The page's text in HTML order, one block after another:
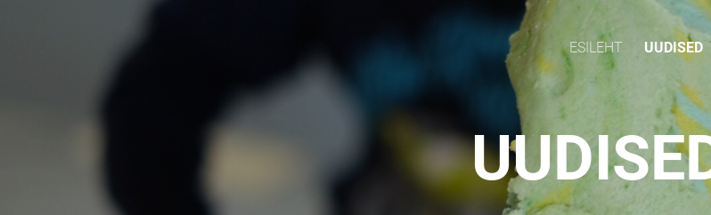
ESILEHT UUDISED